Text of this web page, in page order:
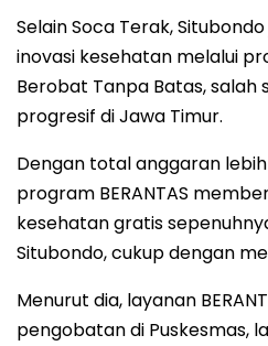
Selain Soca Terak,
inovasi kesehatan melalui
Berobat Tanpa Batas,
progresif di Jawa Timur.
Dengan total anggaran
program BERANTAS
kesehatan gratis
Situbondo, cukup dengan
Menurut dia, layanan
pengobatan di Puskesmas,